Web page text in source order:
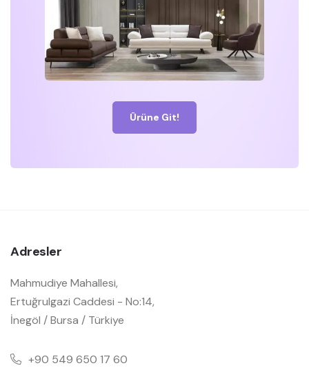
Ürüne Git!
Adresler
Mahmudiye Mahallesi,
Ertuğrulgazi Caddesi - No:14,
İnegöl / Bursa / Türkiye
+90 549 650 17 60